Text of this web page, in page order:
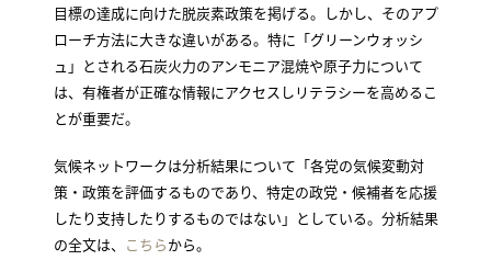
目標の達成に向けた脱炭素政策を掲げる。しかし、そのアプ
ローチ方法に大きな違いがある。特に「グリーンウォッシ
ュ」とされる石炭火力のアンモニア混焼や原子力について
は、有権者が正確な情報にアクセスしリテラシーを高めるこ
とが重要だ。
気候ネットワークは分析結果について「各党の気候変動対
策・政策を評価するものであり、特定の政党・候補者を応援
したり支持したりするものではない」としている。分析結果
の全文は、 こちらから。